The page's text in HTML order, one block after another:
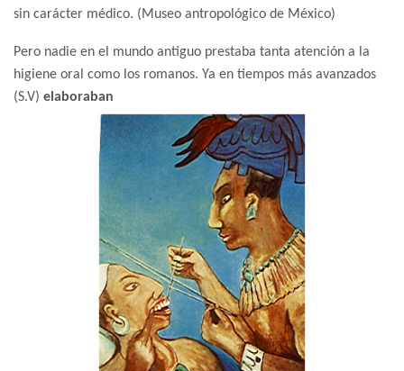
sin carácter médico. (Museo antropológico de México)
Pero nadie en el mundo antiguo prestaba tanta atención a la
higiene oral como los romanos. Ya en tiempos más avanzados
(S.V) elaboraban